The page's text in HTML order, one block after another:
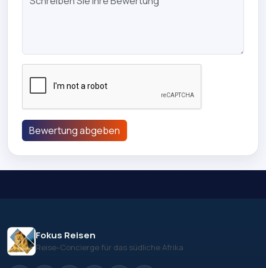
Bewertung abgeben
Fokus Reisen
Reise-Concierge für das südliche Afrika